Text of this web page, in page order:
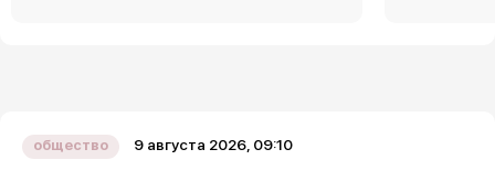
общество 9 августа 2026, 09:10